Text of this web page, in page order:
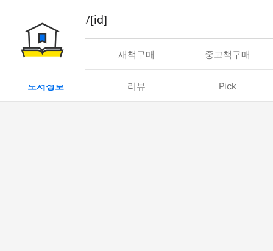
book/rent/[id]
대여 새책구매 중고책구매
도서정보 리뷰 Pick